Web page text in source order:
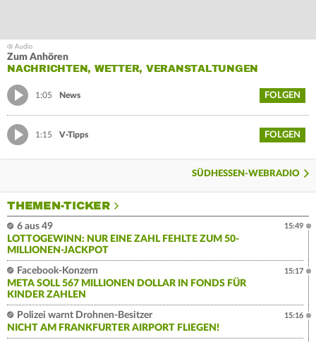
Zum Anhören
NACHRICHTEN, WETTER, VERANSTALTUNGEN
1:05 News FOLGEN
1:15 V-Tipps FOLGEN
SÜDHESSEN-WEBRADIO
THEMEN-TICKER
6 aus 49
LOTTOGEWINN: NUR EINE ZAHL FEHLTE ZUM 50-
MILLIONEN-JACKPOT
15:49
Facebook-Konzern
META SOLL 567 MILLIONEN DOLLAR IN FONDS FÜR
KINDER ZAHLEN
15:17
Polizei warnt Drohnen-Besitzer
NICHT AM FRANKFURTER AIRPORT FLIEGEN!
15:16